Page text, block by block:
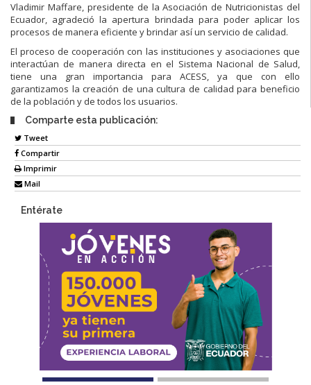
Vladimir Maffare, presidente de la Asociación de Nutricionistas del
Ecuador, agradeció la apertura brindada para poder aplicar los
procesos de manera eficiente y brindar así un servicio de calidad.
El proceso de cooperación con las instituciones y asociaciones que
interactúan de manera directa en el Sistema Nacional de Salud,
tiene una gran importancia para ACESS, ya que con ello
garantizamos la creación de una cultura de calidad para beneficio
de la población y de todos los usuarios.
Comparte esta publicación:
Tweet
Compartir
Imprimir
Mail
Entérate